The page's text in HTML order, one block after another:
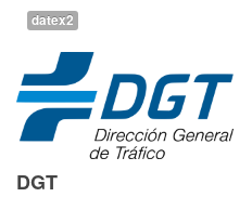
datex2
DGT